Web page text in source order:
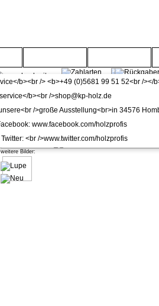
kuporta Ganzglastür
weitere Bilder: